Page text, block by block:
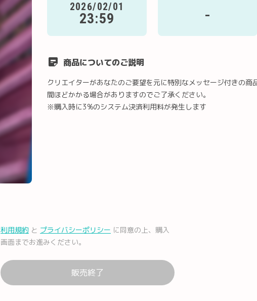
2026/02/01
23:59 -
商品についてのご説明
クリエイターがあなたのご要望を元に特別なメッセージ付きの
間ほどかかる場合がありますのでご了承ください。
※購入時に3%のシステム決済利用料が発生します
利用規約 と プライバシーポリシー に同意の上、購入
画面までお進みください。
販売終了
Facebook